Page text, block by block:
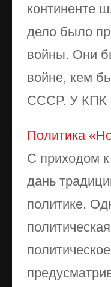
континенте
дело было
войны. Они
войне, кем
СССР. У КПК
Политика
С приходом
дань
политике.